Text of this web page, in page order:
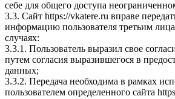
себе для общего доступа
3.3. Сайт https://vkatere.ru вправе
информацию пользователя третьим
случаях:
3.3.1. Пользователь выразил свое
путем согласия выразившегося в
данных;
3.3.2. Передача необходима в рамках
пользователем определенного сайта